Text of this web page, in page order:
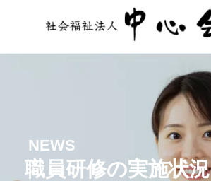
NEWS
職員研修の実施状況